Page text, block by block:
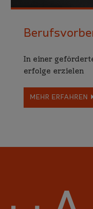
In einer
erfolge erzielen
MEHR ERFAHREN